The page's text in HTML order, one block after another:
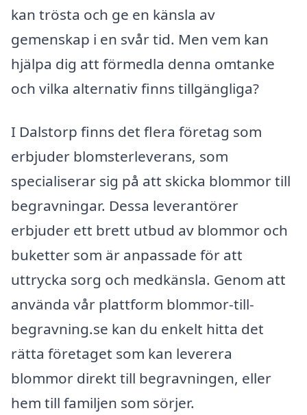
kan trösta och ge en känsla av
gemenskap i en svår tid. Men vem kan
hjälpa dig att förmedla denna omtanke
och vilka alternativ finns tillgängliga?
I Dalstorp finns det flera företag som
erbjuder blomsterleverans, som
specialiserar sig på att skicka blommor till
begravningar. Dessa leverantörer
erbjuder ett brett utbud av blommor och
buketter som är anpassade för att
uttrycka sorg och medkänsla. Genom att
använda vår plattform blommor-till-
begravning.se kan du enkelt hitta det
rätta företaget som kan leverera
blommor direkt till begravningen, eller
hem till familjen som sörjer.